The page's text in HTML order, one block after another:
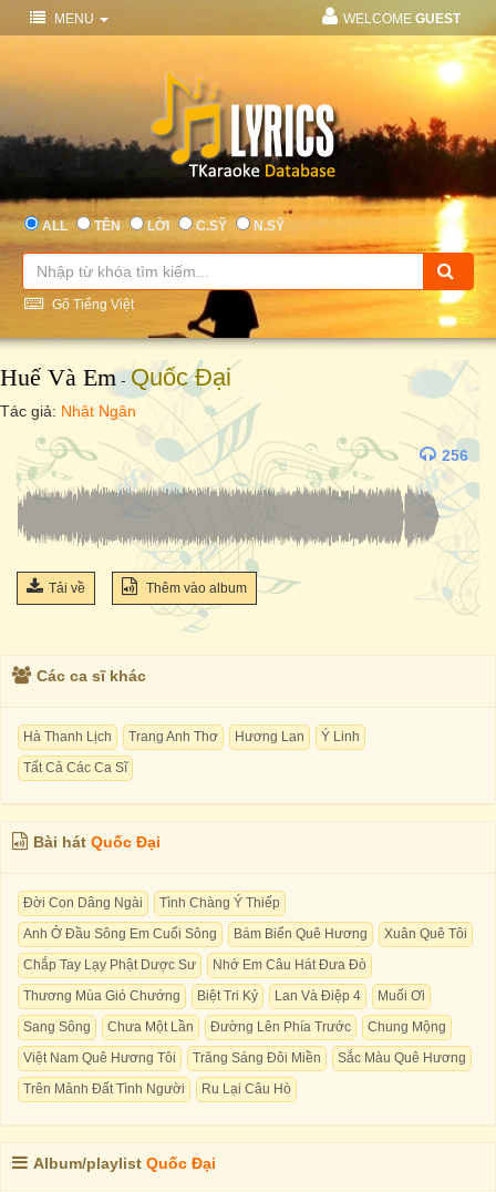
MENU WELCOME GUEST
ALL TÊN LỜI C.SỸ N.SỸ
Gõ Tiếng Việt
Huế Và Em - Quốc Đại
Tác giả: Nhật Ngân
256
Tải về Thêm vào album
Các ca sĩ khác
Hà Thanh Lịch Trang Anh Thơ Hương Lan
Ý Linh
Tất Cả Các Ca Sĩ
Bài hát Quốc Đại
Đời Con Dâng Ngài
Tình Chàng Ý Thiếp
Anh Ở Đầu Sông Em Cuối Sông
Bám Biển Quê Hương
Xuân Quê Tôi
Chắp Tay Lạy Phật Dược Sư
Nhớ Em Câu Hát Đưa Đò
Thương Mùa Gió Chướng
Biệt Tri Kỷ Lan Và Điệp 4
Muối Ơi
Sang Sông
Chưa Một Lần Đường Lên Phía Trước
Chung Mộng
Việt Nam Quê Hương Tôi
Trăng Sáng Đôi Miền
Sắc Màu Quê Hương
Trên Mảnh Đất Tình Người
Ru Lại Câu Hò
Album/playlist Quốc Đại